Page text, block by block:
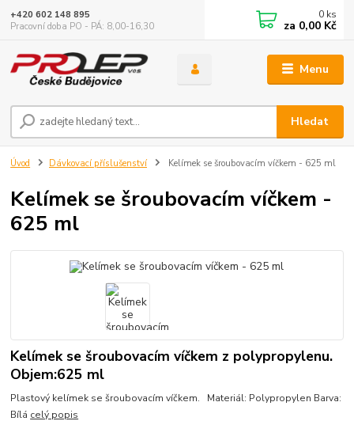
Menu
Hledat
+420 602 148 895
Pracovní doba PO - PÁ: 8,00-16,30
0 ks
za 0,00 Kč
Úvod Dávkovací příslušenství Kelímek se šroubovacím víčkem - 625 ml
Kelímek se šroubovacím víčkem -
625 ml
Kelímek se šroubovacím víčkem z polypropylenu.
Objem:625 ml
Plastový kelímek se šroubovacím víčkem. Materiál: Polypropylen Barva:
Bílá celý popis